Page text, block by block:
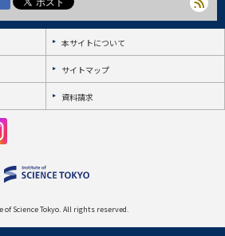
本サイトについて
サイトマップ
資料請求
Science Tokyo. All rights reserved.